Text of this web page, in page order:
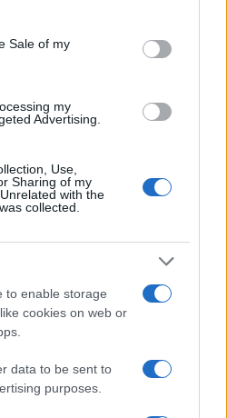
purposes in below Google
Sale of my
my
Advertising.
Use,
Sharing of my
with the
collected.
to enable storage
cookies on web or
data to be sent to
purposes.